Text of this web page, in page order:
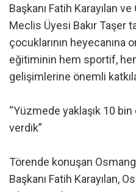
Başkanı Fatih Karayılan
Meclis Üyesi Bakır Taşer
çocuklarının heyecanına
eğitiminin hem sportif,
gelişimlerine önemli
“Yüzmede yaklaşık 10
verdik”
Törende konuşan
Başkanı Fatih Karayılan,